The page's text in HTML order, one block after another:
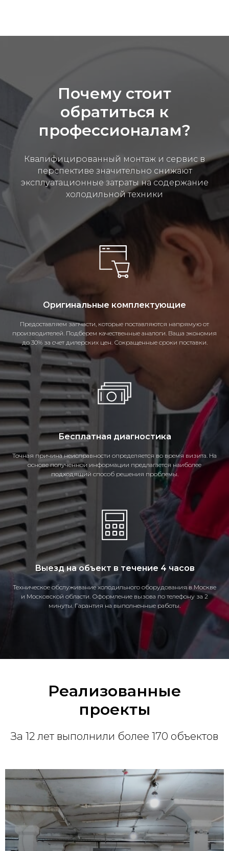
Почему стоит
обратиться к
профессионалам?
Квалифицированный монтаж и сервис в
перспективе значительно снижают
эксплуатационные затраты на содержание
холодильной техники
Оригинальные комплектующие
Предоставляем запчасти, которые поставляются напрямую от
производителей. Подберем качественные аналоги. Ваша экономия
до 30% за счет дилерских цен. Сокращенные сроки поставки.
Бесплатная диагностика
Точная причина неисправности определяется во время визита. На
основе полученной информации предлагается наиболее
подходящий способ решения проблемы.
Выезд на объект в течение 4 часов
Техническое обслуживание холодильного оборудования в Москве
и Московской области. Оформление вызова по телефону за 2
минуты. Гарантия на выполненные работы.
Реализованные
проекты
За 12 лет выполнили более 170 объектов